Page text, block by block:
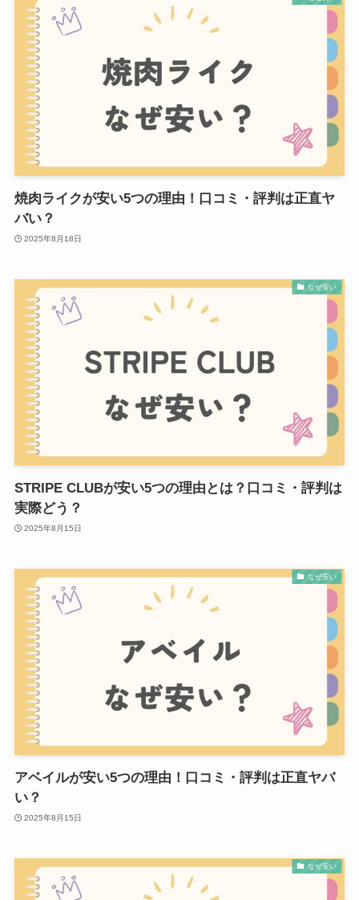
焼肉ライクが安い5つの理由！口コミ・評判は正直ヤ
バい？
2025年8月18日
なぜ安い
STRIPE CLUBが安い5つの理由とは？口コミ・評判は
実際どう？
2025年8月15日
なぜ安い
アベイルが安い5つの理由！口コミ・評判は正直ヤバ
い？
2025年8月15日
なぜ安い